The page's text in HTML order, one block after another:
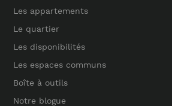
Les appartements
Le quartier
Les disponibilités
Les espaces communs
Boîte à outils
Notre blogue